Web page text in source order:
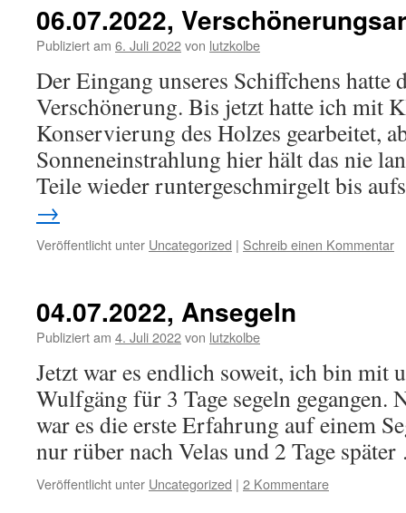
06.07.2022,
Publiziert am 6. Juli 2022von lutzkolbe
Der Eingang unseres Schiffchens
Verschönerung. Bis jetzt hatte ich mit
Konservierung des Holzes gearbeitet,
Sonneneinstrahlung hier hält das nie
Teile wieder runtergeschmirgelt bis
→
Veröffentlicht unter Uncategorized | Schreib einen Kommentar
04.07.2022, Ansegeln
Publiziert am 4. Juli 2022von lutzkolbe
Jetzt war es endlich soweit, ich bin mit
Wulfgäng für 3 Tage segeln gegangen.
war es die erste Erfahrung auf einem
nur rüber nach Velas und 2 Tage
Veröffentlicht unter Uncategorized | 2 Kommentare